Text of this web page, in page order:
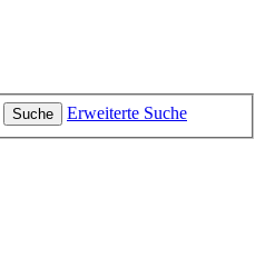
Suche
Erweiterte Suche